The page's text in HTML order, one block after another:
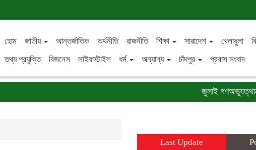
হোম জাতীয় আন্তর্জাতিক অর্থনীতি রাজনীতি শিক্ষা সারাদেশ খেলাধুলা
তথ্য প্রযুক্তি
বিজনেস লাইফস্টাইল ধর্ম অন্যান্য চাঁদপুর প্রবাস সংবাদ
জুলাই গণঅভ্যুত্থান
Last Update